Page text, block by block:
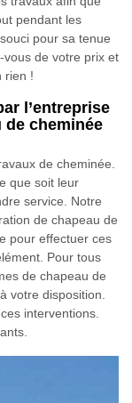
pendant les
pour sa tenue
de votre prix et
rien !
l’entreprise
de cheminée
de cheminée.
que soit leur
service. Notre
de chapeau de
pour effectuer ces
Pour tous
de chapeau de
votre disposition.
interventions.